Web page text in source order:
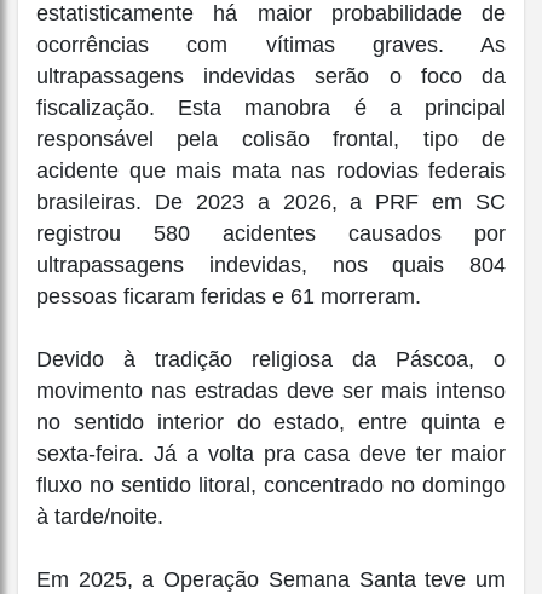
estatisticamente há maior probabilidade de
ocorrências com vítimas graves. As
ultrapassagens indevidas serão o foco da
fiscalização. Esta manobra é a principal
responsável pela colisão frontal, tipo de
acidente que mais mata nas rodovias federais
brasileiras. De 2023 a 2026, a PRF em SC
registrou 580 acidentes causados por
ultrapassagens indevidas, nos quais 804
pessoas ficaram feridas e 61 morreram.
Devido à tradição religiosa da Páscoa, o
movimento nas estradas deve ser mais intenso
no sentido interior do estado, entre quinta e
sexta-feira. Já a volta pra casa deve ter maior
fluxo no sentido litoral, concentrado no domingo
à tarde/noite.
Em 2025, a Operação Semana Santa teve um